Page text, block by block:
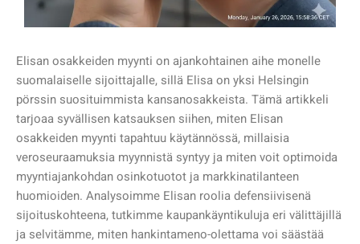
Elisan osakkeiden myynti on ajankohtainen aihe monelle
suomalaiselle sijoittajalle, sillä Elisa on yksi Helsingin
pörssin suosituimmista kansanosakkeista. Tämä artikkeli
tarjoaa syvällisen katsauksen siihen, miten Elisan
osakkeiden myynti tapahtuu käytännössä, millaisia
veroseuraamuksia myynnistä syntyy ja miten voit optimoida
myyntiajankohdan osinkotuotot ja markkinatilanteen
huomioiden. Analysoimme Elisan roolia defensiivisenä
sijoituskohteena, tutkimme kaupankäyntikuluja eri välittäjillä
ja selvitämme, miten hankintameno-olettama voi säästää